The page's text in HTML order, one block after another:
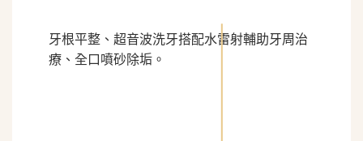
牙根平整、超音波洗牙搭配水雷射輔助牙周治
療、全口噴砂除垢。